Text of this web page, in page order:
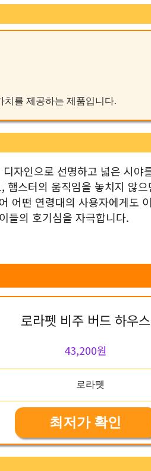
치를 제공하는 제품입니다.
자인으로 선명하고 넓은 시
햄스터의 움직임을 놓치지 않
어떤 연령대의 사용자에게도
들의 호기심을 자극합니다.
로라펫 비주 버드 하우스
43,200원
최저가 확인